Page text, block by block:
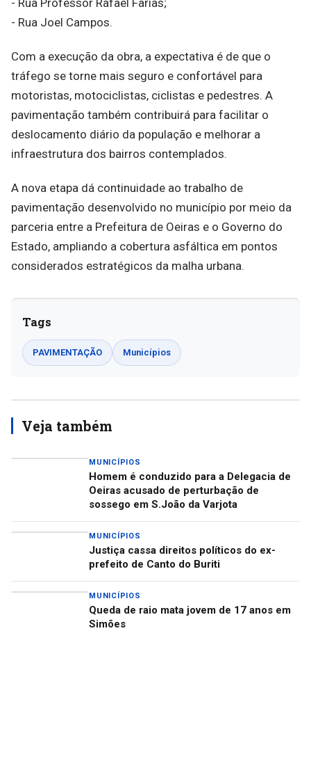
- Rua Joel Campos.
Com a execução da obra, a expectativa é de que o
tráfego se torne mais seguro e confortável para
motoristas, motociclistas, ciclistas e pedestres. A
pavimentação também contribuirá para facilitar o
deslocamento diário da população e melhorar a
infraestrutura dos bairros contemplados.
A nova etapa dá continuidade ao trabalho de
pavimentação desenvolvido no município por meio da
parceria entre a Prefeitura de Oeiras e o Governo do
Estado, ampliando a cobertura asfáltica em pontos
considerados estratégicos da malha urbana.
Tags
PAVIMENTAÇÃO Municípios
Veja também
MUNICÍPIOS
Homem é conduzido para a Delegacia de
Oeiras acusado de perturbação de
sossego em S.João da Varjota
MUNICÍPIOS
Justiça cassa direitos políticos do ex-
prefeito de Canto do Buriti
MUNICÍPIOS
Queda de raio mata jovem de 17 anos em
Simões